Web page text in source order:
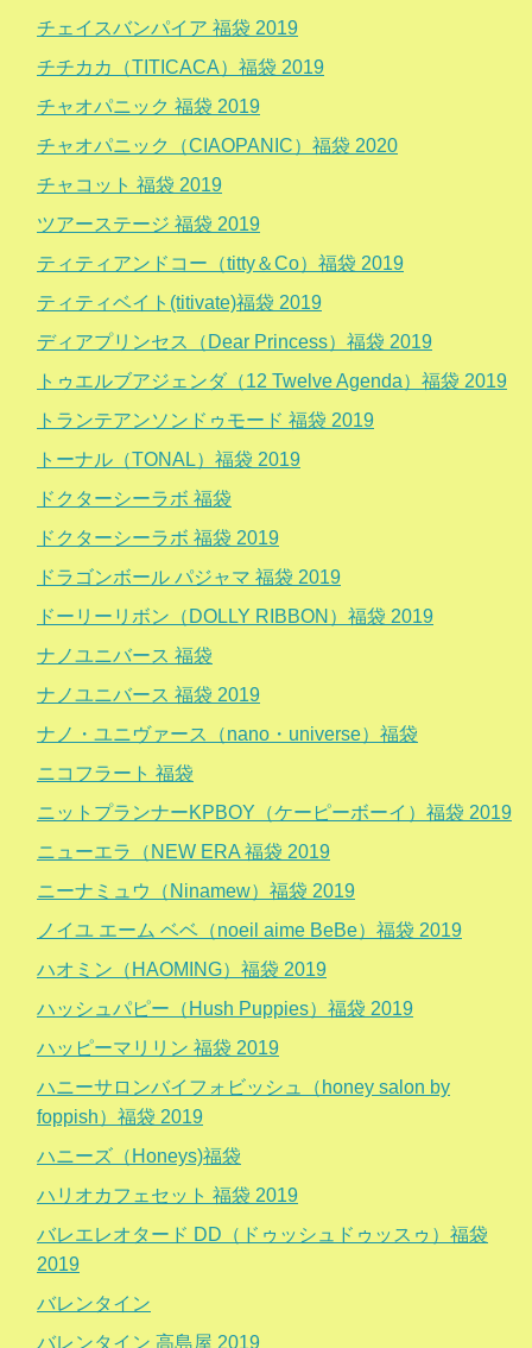
チェイスバンパイア 福袋 2019
チチカカ（TITICACA）福袋 2019
チャオパニック 福袋 2019
チャオパニック（CIAOPANIC）福袋 2020
チャコット 福袋 2019
ツアーステージ 福袋 2019
ティティアンドコー（titty＆Co）福袋 2019
ティティベイト(titivate)福袋 2019
ディアプリンセス（Dear Princess）福袋 2019
トゥエルブアジェンダ（12 Twelve Agenda）福袋 2019
トランテアンソンドゥモード 福袋 2019
トーナル（TONAL）福袋 2019
ドクターシーラボ 福袋
ドクターシーラボ 福袋 2019
ドラゴンボール パジャマ 福袋 2019
ドーリーリボン（DOLLY RIBBON）福袋 2019
ナノユニバース 福袋
ナノユニバース 福袋 2019
ナノ・ユニヴァース（nano・universe）福袋
ニコフラート 福袋
ニットプランナーKPBOY（ケーピーボーイ）福袋 2019
ニューエラ（NEW ERA 福袋 2019
ニーナミュウ（Ninamew）福袋 2019
ノイユ エーム ベベ（noeil aime BeBe）福袋 2019
ハオミン（HAOMING）福袋 2019
ハッシュパピー（Hush Puppies）福袋 2019
ハッピーマリリン 福袋 2019
ハニーサロンバイフォビッシュ（honey salon by
foppish）福袋 2019
ハニーズ（Honeys)福袋
ハリオカフェセット 福袋 2019
バレエレオタード DD（ドゥッシュドゥッスゥ）福袋
2019
バレンタイン
バレンタイン 高島屋 2019